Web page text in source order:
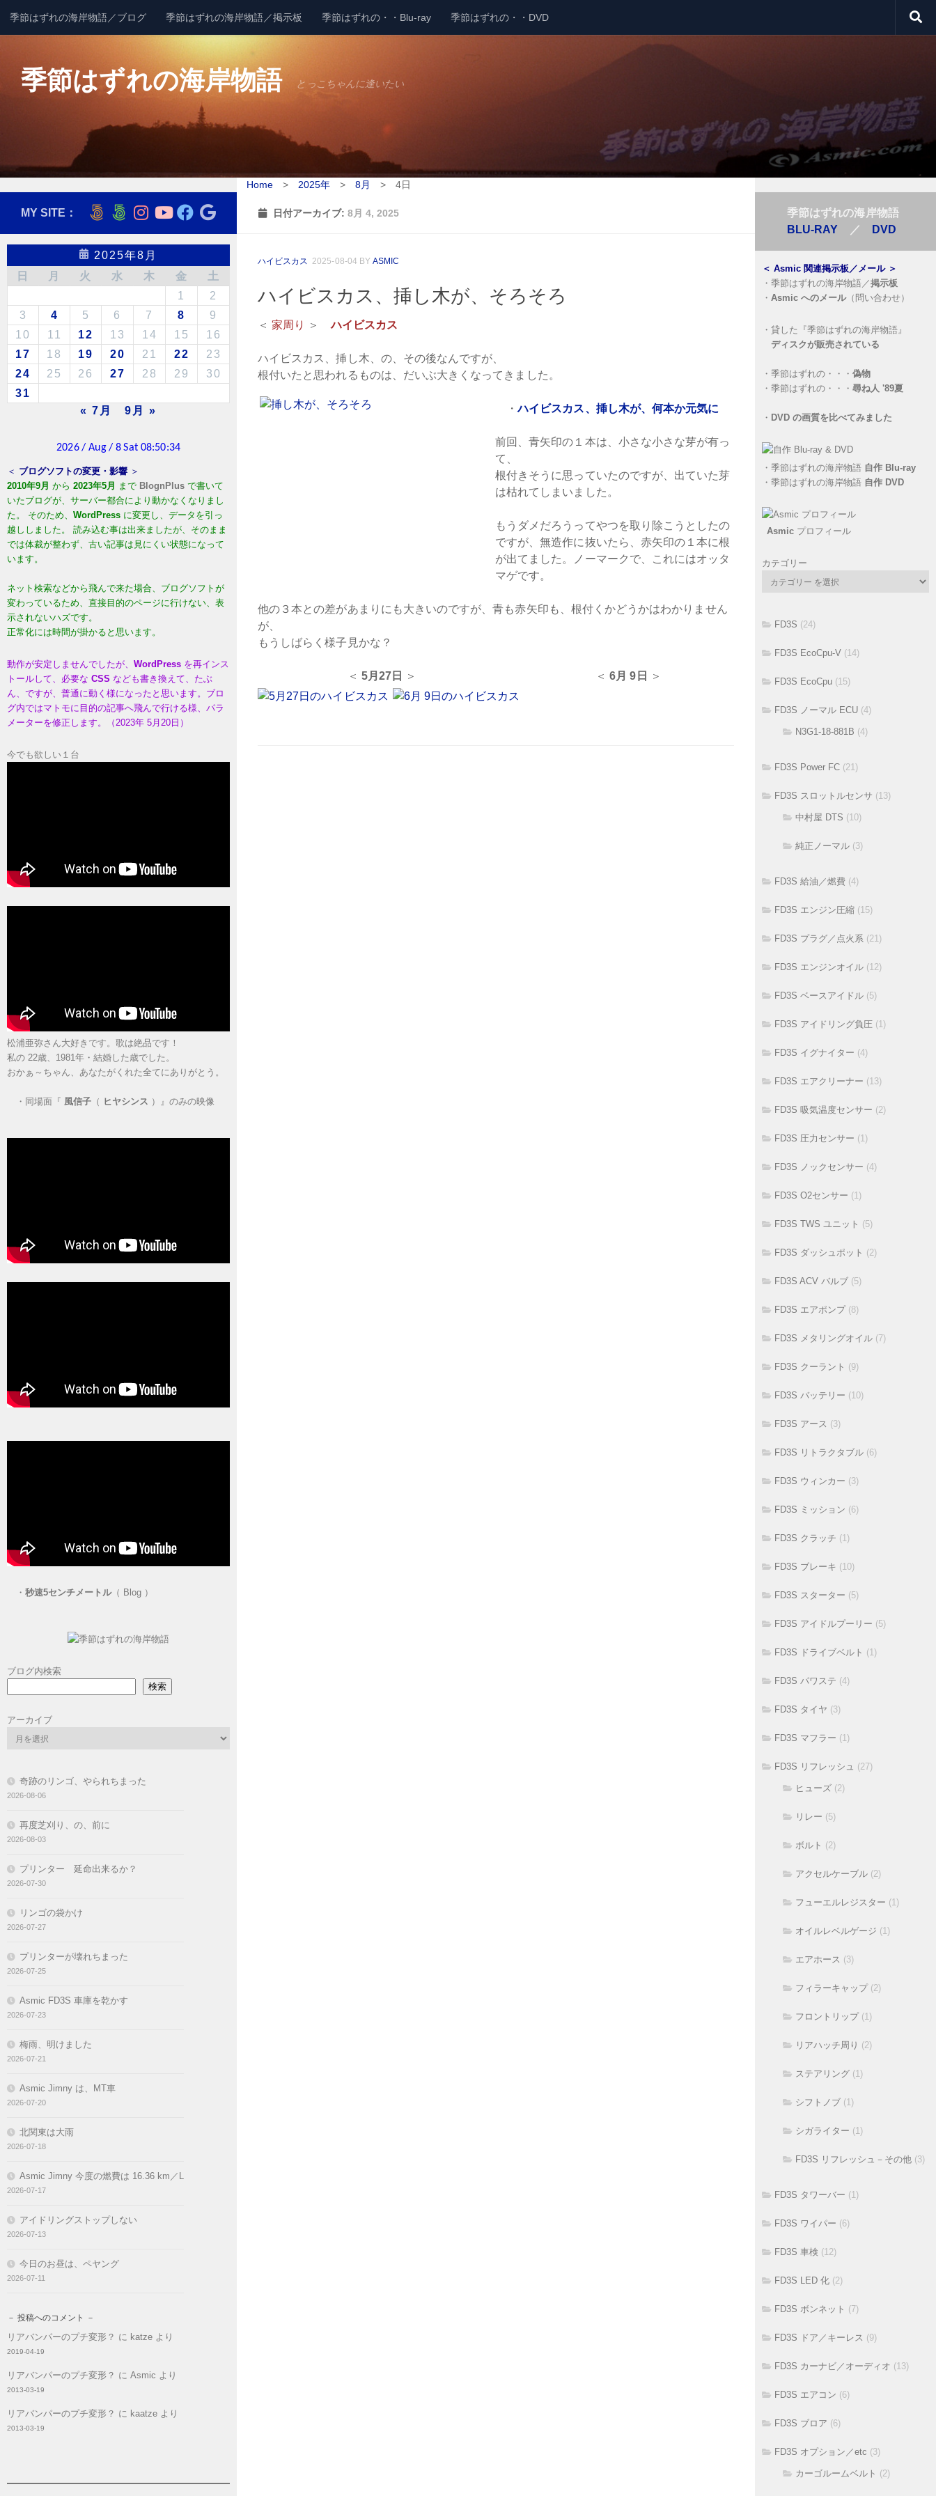
コンテンツへスキップ
季節はずれの海岸物語／ブログ 季節はずれの海岸物語／掲示板 季節はずれの・・Blu-ray 季節はずれの・・DVD
季節はずれの海岸物語 とっこちゃんに逢いたい
Home > 2025年 > 8月 > 4日
日付アーカイブ:8月 4, 2025
ハイビスカス 2025-08-04 BY ASMIC
ハイビスカス、挿し木が、そろそろ
＜家周り ＞ハイビスカス
ハイビスカス、挿し木、の、その後なんですが、
根付いたと思われるものは、だいぶ大きくなってきました。
・ハイビスカス、挿し木が、何本か元気に
前回、青矢印の１本は、小さな小さな芽が有っ
て、
根付きそうに思っていたのですが、出ていた芽
は枯れてしまいました。
もうダメだろうってやつを取り除こうとしたの
ですが、無造作に抜いたら、赤矢印の１本に根
が出てました。ノーマークで、これにはオッタ
マゲです。
他の３本との差があまりにも大きいのですが、青も赤矢印も、根付くかどうかはわかりません
が、
もうしばらく様子見かな？
＜ 5月27日 ＞ ＜6月 9日 ＞
MY SITE：
2025年8月
日
月 火 水 木 金
土
1
2
3
4 5 6 7 8
9
10
11 12 13 14 15
16
17
18 19 20 21 22
23
24
25 26 27 28 29
30
31
« 7月
9月 »
＜ ブログソフトの変更・影響 ＞
2010年9月 から 2023年5月 まで BlognPlus で書いて
いたブログが、サーバー都合により動かなくなりまし
た。 そのため、 WordPress に変更し、データを引っ
越ししました。 読み込む事は出来ましたが、そのまま
では体裁が整わず、古い記事は見にくい状態になって
います。
ネット検索などから飛んで来た場合、ブログソフトが
変わっているため、直接目的のページに行けない、表
示されないハズです。
正常化には時間が掛かると思います。
動作が安定しませんでしたが、 WordPress を再インス
トールして、必要な CSS なども書き換えて、たぶ
ん、ですが、普通に動く様になったと思います。ブロ
グ内ではマトモに目的の記事へ飛んで行ける様、パラ
メーターを修正します。（2023年 5月20日）
今でも欲しい１台
松浦亜弥さん大好きです。歌は絶品です！
私の 22歳、1981年・結婚した歳でした。
おかぁ～ちゃん、あなたがくれた全てにありがとう。
・ 同場面『 風信子 （ ヒヤシンス ）』のみの映像
・ 秒速5センチメートル（ Blog ）
ブログ内検索
検索
アーカイブ
奇跡のリンゴ、やられちまった
2026-08-06
再度芝刈り、の、前に
2026-08-03
プリンター 延命出来るか？
2026-07-30
リンゴの袋かけ
2026-07-27
プリンターが壊れちまった
2026-07-25
Asmic FD3S 車庫を乾かす
2026-07-23
梅雨、明けました
2026-07-21
Asmic Jimny は、MT車
2026-07-20
北関東は大雨
2026-07-18
Asmic Jimny 今度の燃費は 16.36 km／L
2026-07-17
アイドリングストップしない
2026-07-13
今日のお昼は、ペヤング
2026-07-11
－ 投稿へのコメント －
リアバンパーのプチ変形？ に katze より
2019-04-19
リアバンパーのプチ変形？ に Asmic より
2013-03-19
リアバンパーのプチ変形？ に kaatze より
2013-03-19
季節はずれの海岸物語
BLU-RAY ／ DVD
＜ Asmic 関連掲示板／メール＞
・ 季節はずれの海岸物語／掲示板
・ Asmic へのメール（問い合わせ）
・ 貸した『季節はずれの海岸物語』
ディスクが販売されている
・ 季節はずれの・・・ 偽物
・ 季節はずれの・・・ 尋ね人 '89夏
・ DVD の画質を比べてみました
・ 季節はずれの海岸物語 自作 Blu-ray
・ 季節はずれの海岸物語 自作 DVD
Asmic プロフィール
カテゴリー
FD3S (24)
FD3S EcoCpu-V (14)
FD3S EcoCpu (15)
FD3S ノーマル ECU (4)
N3G1-18-881B (4)
FD3S Power FC (21)
FD3S スロットルセンサ (13)
中村屋 DTS (10)
純正ノーマル (3)
FD3S 給油／燃費 (4)
FD3S エンジン圧縮 (15)
FD3S プラグ／点火系 (21)
FD3S エンジンオイル (12)
FD3S ベースアイドル (5)
FD3S アイドリング負圧 (1)
FD3S イグナイター (4)
FD3S エアクリーナー (13)
FD3S 吸気温度センサー (2)
FD3S 圧力センサー (1)
FD3S ノックセンサー (4)
FD3S O2センサー (1)
FD3S TWS ユニット (5)
FD3S ダッシュポット (2)
FD3S ACV バルブ (5)
FD3S エアポンプ(8)
FD3S メタリングオイル (7)
FD3S クーラント (9)
FD3S バッテリー (10)
FD3S アース (3)
FD3S リトラクタブル (6)
FD3S ウィンカー (3)
FD3S ミッション (6)
FD3S クラッチ (1)
FD3S ブレーキ (10)
FD3S スターター (5)
FD3S アイドルプーリー (5)
FD3S ドライブベルト (1)
FD3S パワステ (4)
FD3S タイヤ (3)
FD3S マフラー (1)
FD3S リフレッシュ (27)
ヒューズ (2)
リレー (5)
ボルト (2)
アクセルケーブル (2)
フューエルレジスター (1)
オイルレベルゲージ (1)
エアホース (3)
フィラーキャップ(2)
フロントリップ(1)
リアハッチ周り (2)
ステアリング (1)
シフトノブ (1)
シガライター (1)
FD3S リフレッシュ－その他 (3)
FD3S タワーバー (1)
FD3S ワイパー (6)
FD3S 車検 (12)
FD3S LED 化 (2)
FD3S ボンネット (7)
FD3S ドア／キーレス (9)
FD3S カーナビ／オーディオ (13)
FD3S エアコン (6)
FD3S ブロア (6)
FD3S オプション／etc (3)
カーゴルームベルト (2)